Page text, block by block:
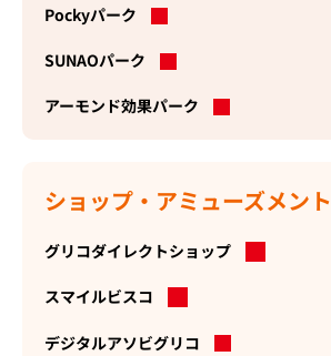
Pockyパーク
SUNAOパーク
アーモンド効果パーク
ショップ・アミューズメント
グリコダイレクトショップ
スマイルビスコ
タ
デジタルアソビグリコ